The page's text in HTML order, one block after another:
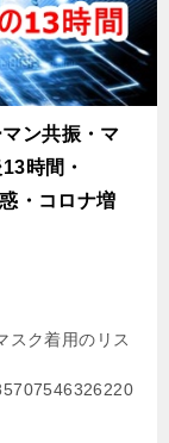
ン共振・マ
時間・
・コロナ増
スク着用のリス